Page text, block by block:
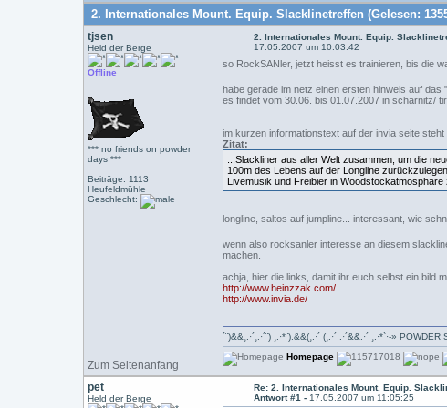
2. Internationales Mount. Equip. Slacklinetreffen (Gelesen:
tjsen
Held der Berge
Offline
*** no friends on powder
days ***
Beiträge: 1113
Heufeldmühle
Geschlecht:
2. Internationales Mount. Equip.
17.05.2007 um 10:03:42
so RockSANler, jetzt heisst es trainieren, bis die
habe gerade im netz einen ersten hinweis auf das
es findet vom 30.06. bis 01.07.2007 in scharnitz/
im kurzen informationstext auf der invia seite steht
Zitat:
...Slackliner aus aller Welt zusammen, um die
100m des Lebens auf der Longline
Livemusik und Freibier in
longline, saltos auf jumpline... interessant, wie
wenn also rocksanler interesse an diesem
machen.
achja, hier die links, damit ihr euch selbst ein bild
http://www.heinzzak.com/
http://www.invia.de/
Zum Seitenanfang
´¨)&&¸.·´¸.·´¨) ¸.·*¨).&&(¸.·´ (¸.·´ .·´&&.·´ ¸.·*`·-»
Homepage
pet
Held der Berge
Re: 2. Internationales Mount. Equip.
Antwort #1 - 17.05.2007 um 11:05:25